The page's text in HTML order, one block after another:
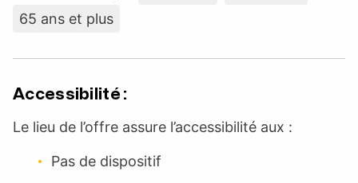
65 ans et plus
Accessibilité :
Le lieu de l’offre assure l’accessibilité aux :
Pas de dispositif